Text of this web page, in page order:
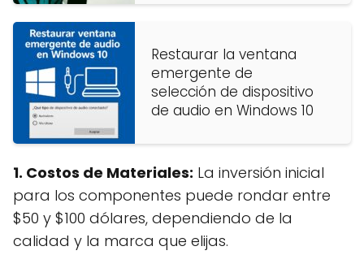
Restaurar la ventana
emergente de
selección de dispositivo
de audio en Windows 10
1. Costos de Materiales: La inversión inicial
para los componentes puede rondar entre
$50 y $100 dólares, dependiendo de la
calidad y la marca que elijas.